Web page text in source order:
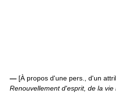
— [À propos d'une pers., d'un
Renouvellement d'esprit, de la